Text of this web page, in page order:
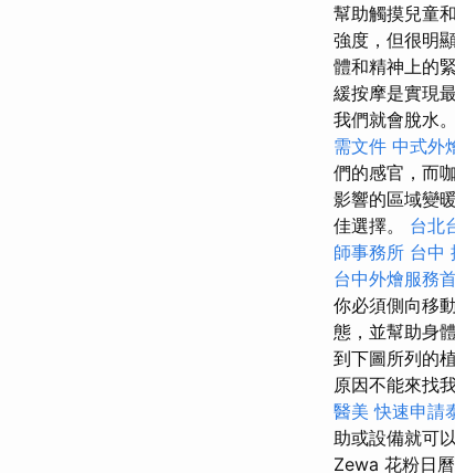
幫助觸摸兒童
強度，但很明
體和精神上的
緩按摩是實現
我們就會脫水
需文件 中式外
們的感官，而
影響的區域變
佳選擇。 台北
師事務所 台中
台中外燴服務
你必須側向移
態，並幫助身
到下圖所列的
原因不能來找
醫美 快速申請
助或設備就可
Zewa 花粉日